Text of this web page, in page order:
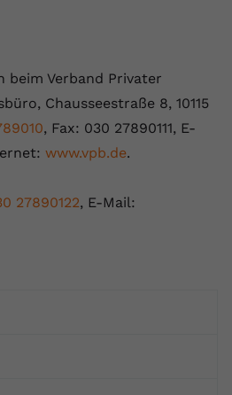
beim Verband Privater
Chausseestraße 8, 10115
, Fax: 030 27890111, E-
www.vpb.de.
27890122, E-Mail: